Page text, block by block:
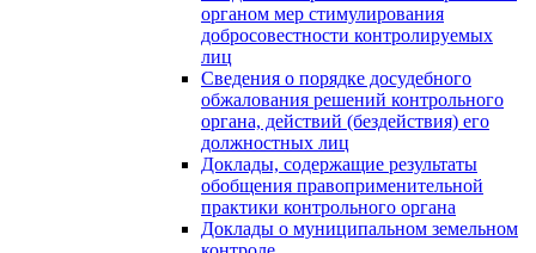
органом мер стимулирования
добросовестности контролируемых
лиц
Сведения о порядке досудебного
обжалования решений контрольного
органа, действий (бездействия) его
должностных лиц
Доклады, содержащие результаты
обобщения правоприменительной
практики контрольного органа
Доклады о муниципальном земельном